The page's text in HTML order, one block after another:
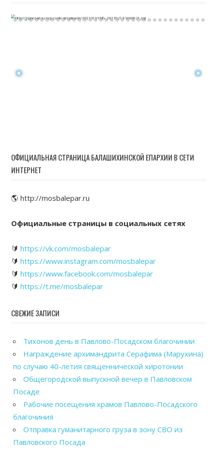
ОФИЦИАЛЬНАЯ СТРАНИЦА БАЛАШИХИНСКОЙ ЕПАРХИИ В СЕТИ
ИНТЕРНЕТ
🌎 http://mosbalepar.ru
Официальные страницы в социальных сетях
🔰 https://vk.com/mosbalepar
🔰 https://www.instagram.com/mosbalepar
🔰 https://www.facebook.com/mosbalepar
🔰 https://t.me/mosbalepar
СВЕЖИЕ ЗАПИСИ
Тихонов день в Павлово-Посадском благочинии
Награждение архимандрита Серафима (Марухина)
по случаю 40-летия священнической хиротонии
Общегородской выпускной вечер в Павловском
Посаде
Рабочие посещения храмов Павлово-Посадского
благочиния
Отправка гуманитарного груза в зону СВО из
Павловского Посада